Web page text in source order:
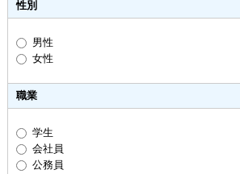
性別
男性
女性
職業
学生
会社員
公務員